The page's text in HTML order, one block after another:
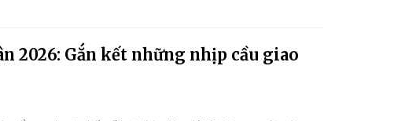
2026: Gắn kết những nhịp cầu giao